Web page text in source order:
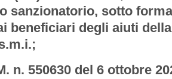
sanzionatorio, sotto
beneficiari degli aiuti
n. 550630 del 6 ottobre